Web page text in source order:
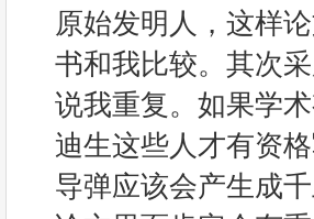
原始发明人，这样
书和我比较。其次
说我重复。如果学
迪生这些人才有资
导弹应该会产生成